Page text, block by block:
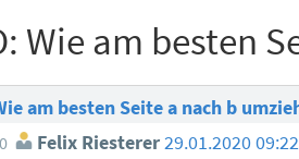
Wie am besten
am besten Seite a nach b
0 Felix Riesterer29.01.2020 09:22